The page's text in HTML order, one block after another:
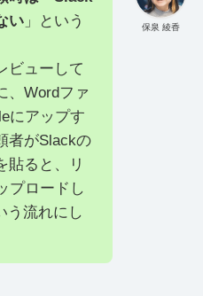
保泉 綾香
い」という
ビューして
、Wordファ
にアップす
者がSlackの
貼ると、リ
プロードし
う流れにし